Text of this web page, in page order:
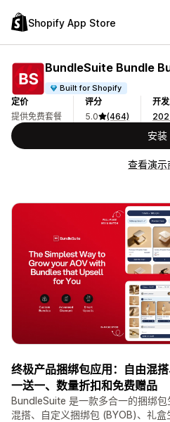
Shopify App Store
BundleSuite Bundle
Built for Shopify
定价
提供免费套餐
评分
5.0
(464)
开
安装
查看演示
终极产品捆绑包应用：自由混
一送一、数量折扣和免费赠品
BundleSuite 是一款多合一的捆绑
混搭、自定义捆绑包 (BYOB)、礼